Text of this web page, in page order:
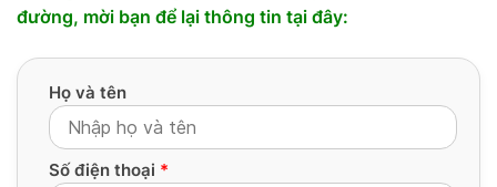
đường, mời bạn để lại thông tin tại đây:
Họ và tên
Số điện thoại *